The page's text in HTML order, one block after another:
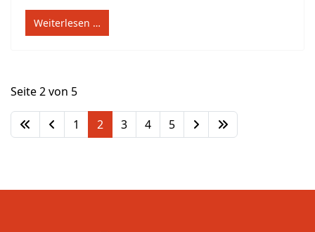
Weiterlesen …
Seite 2 von 5
1 2 3 4 5